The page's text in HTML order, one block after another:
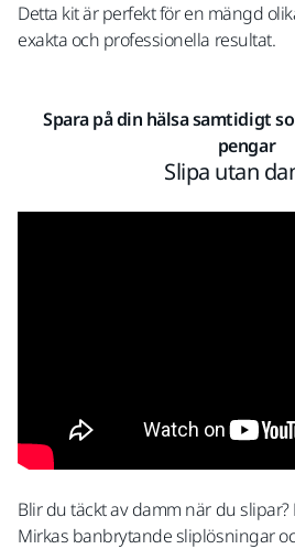
Detta kit är perfekt för en mängd
exakta och professionella resultat.
Spara på din hälsa samtidigt
pengar
Slipa utan
Blir du täckt av damm när du
Mirkas banbrytande sliplösningar